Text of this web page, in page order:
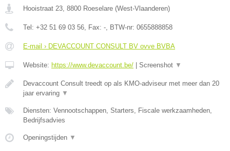
Hooistraat 23, 8800 Roeselare (West-Vlaanderen)
Tel: +32 51 69 03 56, Fax: -, BTW-nr: 0655888858
E-mail › DEVACCOUNT CONSULT BV ovve BVBA
Website: https://www.devaccount.be/ Screenshot ▼
Devaccount Consult treedt op als KMO-adviseur met meer dan 20
jaar ervaring ▼
Diensten: Vennootschappen, Starters, Fiscale werkzaamheden,
Bedrijfsadvies
Openingstijden ▼